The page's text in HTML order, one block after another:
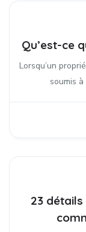
Qu’est-ce
Lorsqu’un
soumis
23